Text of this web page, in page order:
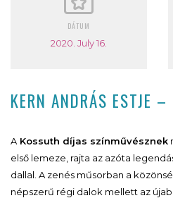
DÁTUM
2020. July 16.
KERN ANDRÁS ESTJE –
A Kossuth díjas színművésznek
első lemeze, rajta az azóta
dallal. A zenés műsorban a
népszerű régi dalok mellett az